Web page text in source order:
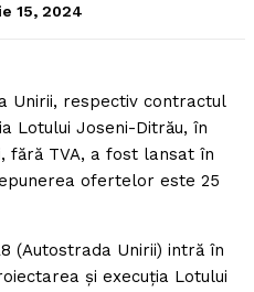
15, 2024
Unirii, respectiv contractul
Lotului Joseni-Ditrău, în
fără TVA, a fost lansat în
ofertelor este 25
(Autostrada Unirii) intră în
şi execuţia Lotului